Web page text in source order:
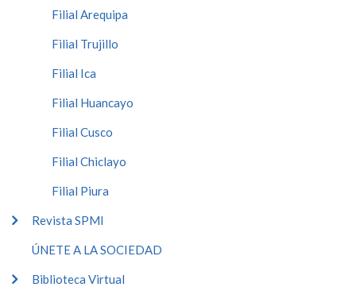
Filial Arequipa
Filial Trujillo
Filial Ica
Filial Huancayo
Filial Cusco
Filial Chiclayo
Filial Piura
Revista SPMI
ÚNETE A LA SOCIEDAD
Biblioteca Virtual